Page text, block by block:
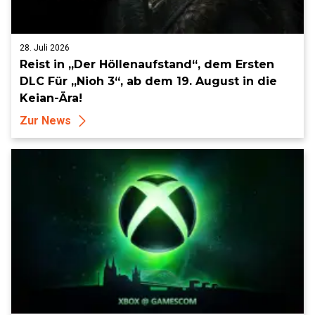
28. Juli 2026
Reist in „Der Höllenaufstand“, dem Ersten
DLC Für „Nioh 3“, ab dem 19. August in die
Keian-Ära!
Zur News